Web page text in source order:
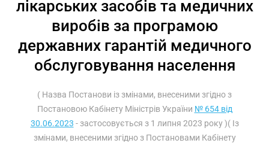
лікарських засобів та медичних
виробів за програмою
державних гарантій медичного
обслуговування населення
( Назва Постанови із змінами, внесеними згідно з
Постановою Кабінету Міністрів України № 654 від
30.06.2023 - застосовується з 1 липня 2023 року )( Із
змінами, внесеними згідно з Постановами Кабінету